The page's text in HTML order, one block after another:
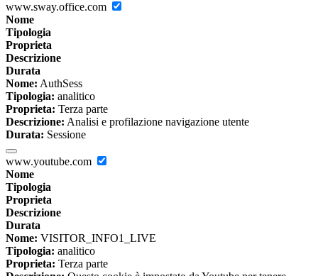
www.sway.office.com
Nome
Tipologia
Proprieta
Descrizione
Durata
Nome: AuthSess
Tipologia: analitico
Proprieta: Terza parte
Descrizione: Analisi e profilazione navigazione utente
Durata: Sessione
www.youtube.com
Nome
Tipologia
Proprieta
Descrizione
Durata
Nome: VISITOR_INFO1_LIVE
Tipologia: analitico
Proprieta: Terza parte